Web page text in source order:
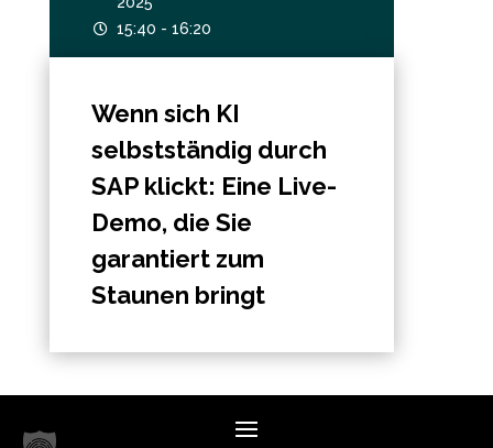
 15:40 - 16:20
Wenn sich KI
selbstständig durch
SAP klickt: Eine Live-
Demo, die Sie
garantiert zum
Staunen bringt